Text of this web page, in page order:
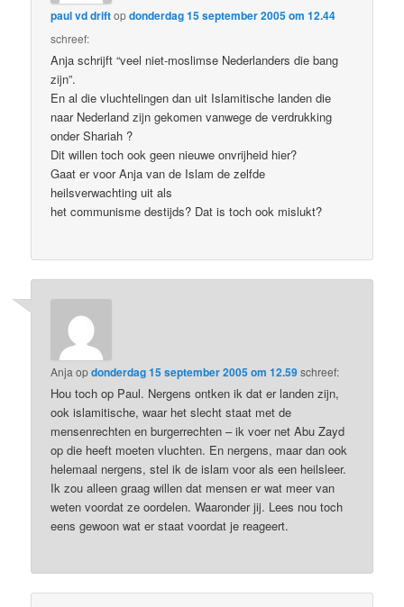
paul vd driftopdonderdag 15 september 2005 om 12.44
schreef:
Anja schrijft “veel niet-moslimse Nederlanders die bang
zijn”.
En al die vluchtelingen dan uit Islamitische landen die
naar Nederland zijn gekomen vanwege de verdrukking
onder Shariah ?
Dit willen toch ook geen nieuwe onvrijheid hier?
Gaat er voor Anja van de Islam de zelfde
heilsverwachting uit als
het communisme destijds? Dat is toch ook mislukt?
Anja opdonderdag 15 september 2005 om 12.59schreef:
Hou toch op Paul. Nergens ontken ik dat er landen zijn,
ook islamitische, waar het slecht staat met de
mensenrechten en burgerrechten – ik voer net Abu Zayd
op die heeft moeten vluchten. En nergens, maar dan ook
helemaal nergens, stel ik de islam voor als een heilsleer.
Ik zou alleen graag willen dat mensen er wat meer van
weten voordat ze oordelen. Waaronder jij. Lees nou toch
eens gewoon wat er staat voordat je reageert.